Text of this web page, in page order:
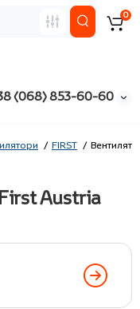
(068) 853-60-60
0
FIRST
Austria